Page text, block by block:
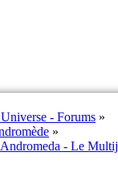
- Forums »
»
- Le